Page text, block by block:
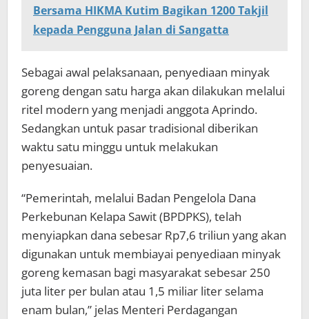
Bersama HIKMA Kutim Bagikan 1200 Takjil
kepada Pengguna Jalan di Sangatta
Sebagai awal pelaksanaan, penyediaan minyak
goreng dengan satu harga akan dilakukan melalui
ritel modern yang menjadi anggota Aprindo.
Sedangkan untuk pasar tradisional diberikan
waktu satu minggu untuk melakukan
penyesuaian.
“Pemerintah, melalui Badan Pengelola Dana
Perkebunan Kelapa Sawit (BPDPKS), telah
menyiapkan dana sebesar Rp7,6 triliun yang akan
digunakan untuk membiayai penyediaan minyak
goreng kemasan bagi masyarakat sebesar 250
juta liter per bulan atau 1,5 miliar liter selama
enam bulan,” jelas Menteri Perdagangan